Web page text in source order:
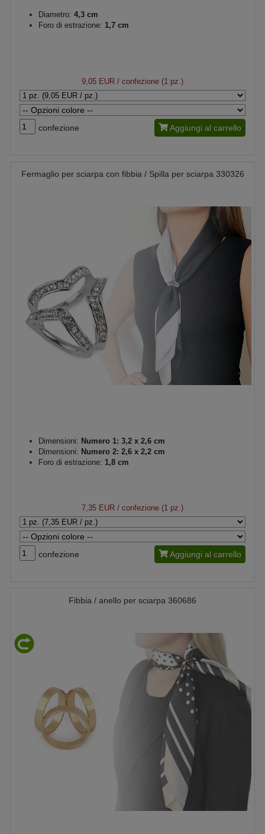
Diametro: 4,3 cm
Foro di estrazione: 1,7 cm
9,05 EUR / confezione (1 pz.)
confezione Aggiungi al carrello
Fermaglio per sciarpa con fibbia / Spilla per sciarpa 330326
Dimensioni: Numero 1: 3,2 x 2,6 cm
Dimensioni: Numero 2: 2,6 x 2,2 cm
Foro di estrazione: 1,8 cm
7,35 EUR / confezione (1 pz.)
confezione Aggiungi al carrello
Fibbia / anello per sciarpa 360686